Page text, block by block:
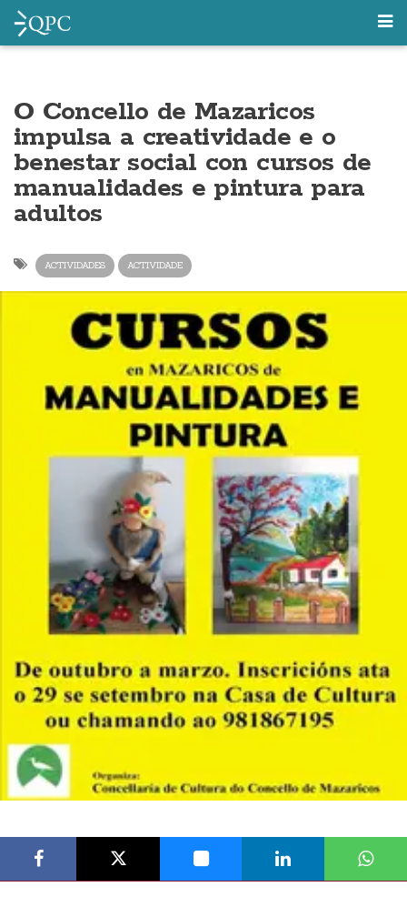
O Concello de Mazaricos
impulsa a creatividade e o
benestar social con cursos de
manualidades e pintura para
adultos
ACTIVIDADES ACTIVIDADE